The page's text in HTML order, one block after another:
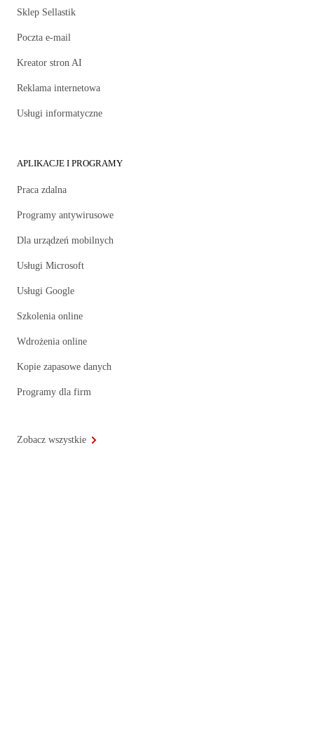
Sklep Sellastik
Poczta e-mail
Kreator stron AI
Reklama internetowa
Usługi informatyczne
APLIKACJE I PROGRAMY
Praca zdalna
Programy antywirusowe
Dla urządzeń mobilnych
Usługi Microsoft
Usługi Google
Szkolenia online
Wdrożenia online
Kopie zapasowe danych
Programy dla firm
Zobacz wszystkie